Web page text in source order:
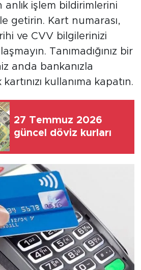
anlık işlem bildirimlerini
getirin. Kart numarası,
ve CVV bilgilerinizi
Tanımadığınız bir
anda bankanızla
kullanıma kapatın.
27 Temmuz 2026
güncel döviz kurları